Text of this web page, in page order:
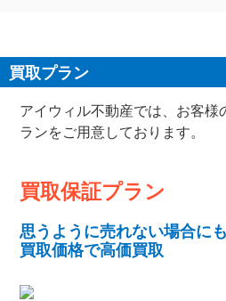
買取プラン
アイウィル不動産では、お客様
ランをご用意しております。
買取保証プラン
思うように売れない場合に
買取価格で高価買取